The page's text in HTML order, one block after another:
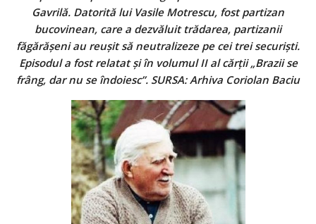
Gavrilă. Datorită lui Vasile Motrescu, fost partizan
bucovinean, care a dezvăluit trădarea, partizanii
făgărăşeni au reuşit să neutralizeze pe cei trei securişti.
Episodul a fost relatat şi în volumul II al cărţii „Brazii se
frâng, dar nu se îndoiesc”. SURSA: Arhiva Coriolan Baciu